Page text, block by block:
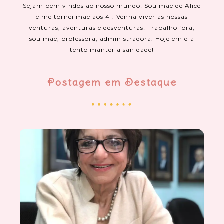
Sejam bem vindos ao nosso mundo! Sou mãe de Alice
e me tornei mãe aos 41. Venha viver as nossas
venturas, aventuras e desventuras! Trabalho fora,
sou mãe, professora, administradora. Hoje em dia
tento manter a sanidade!
Postagem em Destaque